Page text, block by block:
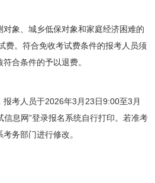
象、城乡低保对象和家庭经济困难的
费。符合免收考试费条件的报考人员须
合条件的予以退费。
考人员于2026年3月23日9:00至3月
信息网”登录报名系统自行打印。若准考
务部门进行修改。